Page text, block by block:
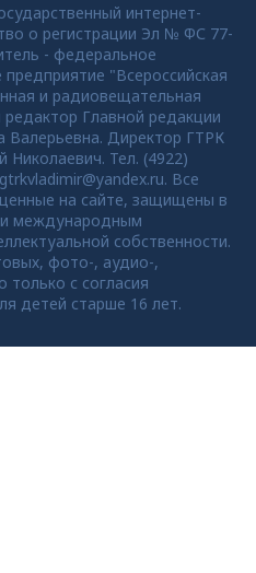
интернет-
о регистрации Эл № ФС 77-
- федеральное
"Всероссийская
и радиовещательная
Главной редакции
Валерьевна. Директор ГТРК
Тел. (4922)
Все
на сайте, защищены в
и международным
собственности.
фото-, аудио-,
с согласия
детей старше 16 лет.